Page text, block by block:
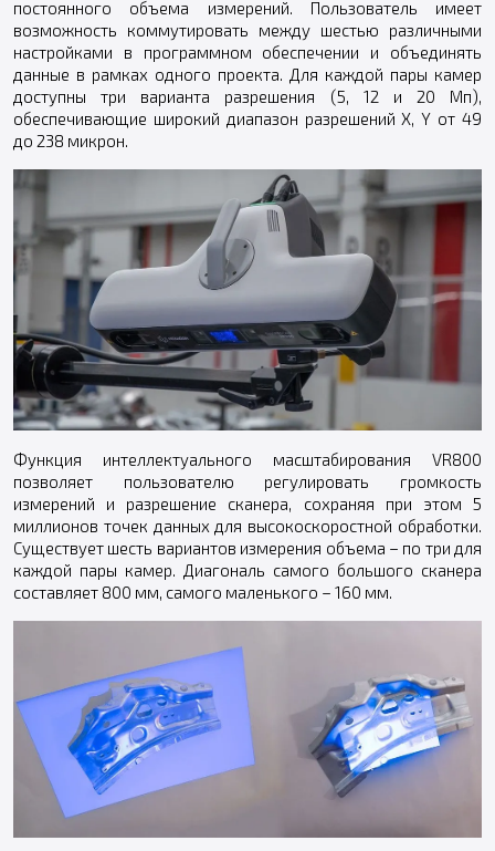
постоянного объема измерений. Пользователь имеет
возможность коммутировать между шестью различными
настройками в программном обеспечении и объединять
данные в рамках одного проекта. Для каждой пары камер
доступны три варианта разрешения (5, 12 и 20 Мп),
обеспечивающие широкий диапазон разрешений X, Y от 49
до 238 микрон.
Функция интеллектуального масштабирования VR800
позволяет пользователю регулировать громкость
измерений и разрешение сканера, сохраняя при этом 5
миллионов точек данных для высокоскоростной обработки.
Существует шесть вариантов измерения объема – по три для
каждой пары камер. Диагональ самого большого сканера
составляет 800 мм, самого маленького – 160 мм.